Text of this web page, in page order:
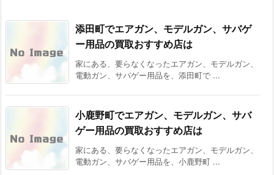
添田町でエアガン、モデルガン、サバゲ
ー用品の買取おすすめ店は
家にある、要らなくなったエアガン、モデルガン、
電動ガン、サバゲー用品を、添田町で ...
小鹿野町でエアガン、モデルガン、サバ
ゲー用品の買取おすすめ店は
家にある、要らなくなったエアガン、モデルガン、
電動ガン、サバゲー用品を、小鹿野町 ...